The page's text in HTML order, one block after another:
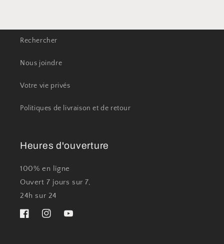
Rechercher
Nous joindre
Votre vie privés
Politiques de livraison et de retour
Heures d'ouverture
100% en ligne
Ouvert 7 jours sur 7,
24h sur 24
FacebookInstagramYouTube